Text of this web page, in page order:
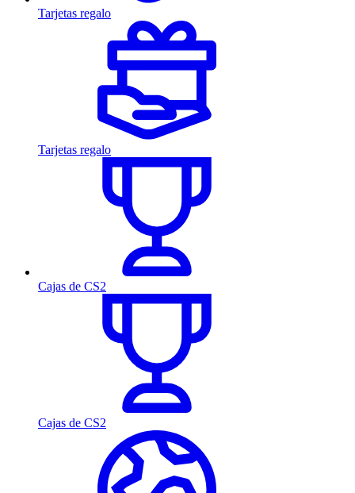
Tarjetas regalo
Tarjetas regalo
Cajas de CS2
Cajas de CS2